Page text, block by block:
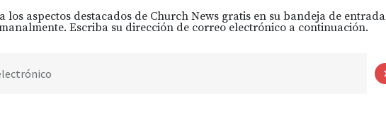
los aspectos destacados de Church News gratis en su bandeja de entrada
Escriba su dirección de correo electrónico a continuación.